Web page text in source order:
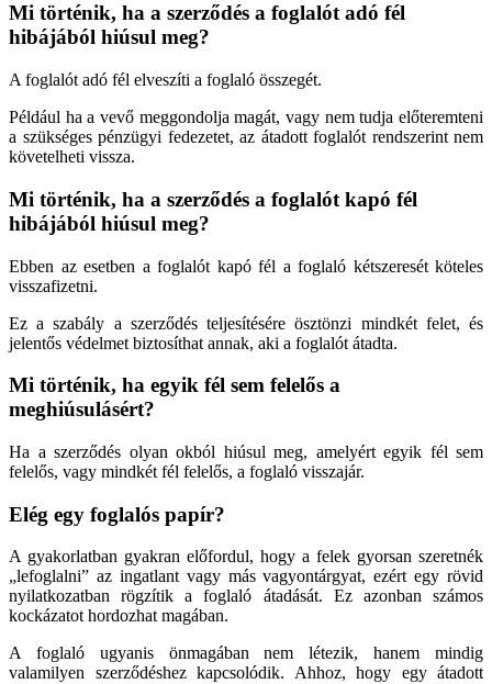
Mi történik, ha a szerződés a foglalót adó fél
hibájából hiúsul meg?
A foglalót adó fél elveszíti a foglaló összegét.
Például ha a vevő meggondolja magát, vagy nem tudja előteremteni
a szükséges pénzügyi fedezetet, az átadott foglalót rendszerint nem
követelheti vissza.
Mi történik, ha a szerződés a foglalót kapó fél
hibájából hiúsul meg?
Ebben az esetben a foglalót kapó fél a foglaló kétszeresét köteles
visszafizetni.
Ez a szabály a szerződés teljesítésére ösztönzi mindkét felet, és
jelentős védelmet biztosíthat annak, aki a foglalót átadta.
Mi történik, ha egyik fél sem felelős a
meghiúsulásért?
Ha a szerződés olyan okból hiúsul meg, amelyért egyik fél sem
felelős, vagy mindkét fél felelős, a foglaló visszajár.
Elég egy foglalós papír?
A gyakorlatban gyakran előfordul, hogy a felek gyorsan szeretnék
„lefoglalni” az ingatlant vagy más vagyontárgyat, ezért egy rövid
nyilatkozatban rögzítik a foglaló átadását. Ez azonban számos
kockázatot hordozhat magában.
A foglaló ugyanis önmagában nem létezik, hanem mindig
valamilyen szerződéshez kapcsolódik. Ahhoz, hogy egy átadott